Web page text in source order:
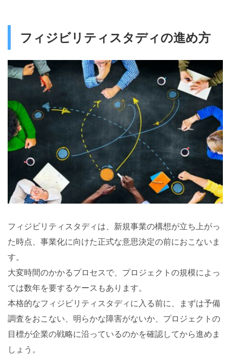
フィジビリティスタディの進め方
フィジビリティスタディは、新規事業の構想が立ち上がっ
た時点、事業化に向けた正式な意思決定の前におこないま
す。
大変時間のかかるプロセスで、プロジェクトの規模によっ
ては数年を要するケースもあります。
本格的なフィジビリティスタディに入る前に、まずは予備
調査をおこない、明らかな障害がないか、プロジェクトの
目標が企業の戦略に沿っているのかを確認してから進めま
しょう。